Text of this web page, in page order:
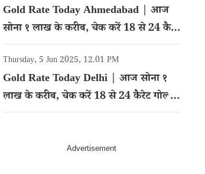
Gold Rate Today Ahmedabad | आज
सोना १ लाख के करीब, चेक करें 18 से 24 कैरेट
गोल्ड का रेट
Thursday, 5 Jun 2025, 12.01 PM
Gold Rate Today Delhi | आज सोना १
लाख के करीब, चेक करें 18 से 24 कैरेट गोल्ड
का रेट